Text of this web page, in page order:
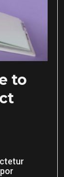
to